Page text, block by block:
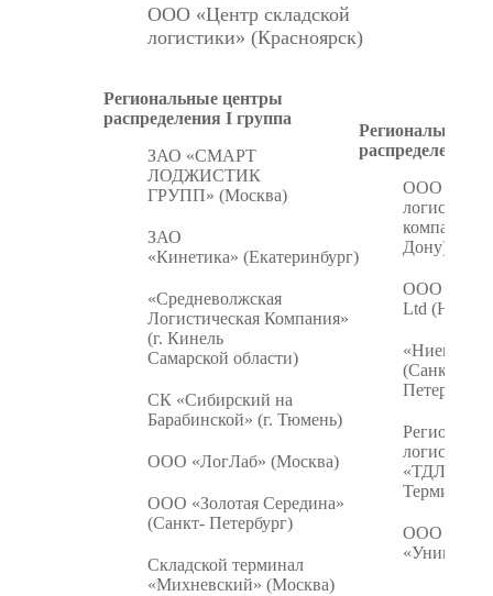
ООО «Центр складской
логистики» (Красноярск)
Региональные центры
распределения I группа
ЗАО «СМАРТ
ЛОДЖИСТИК
ГРУПП» (Москва)
ЗАО
«Кинетика» (Екатеринбург)
«Средневолжская
Логистическая Компания»
(г. Кинель
Самарской области)
СК «Сибирский на
Барабинской» (г. Тюмень)
ООО «ЛогЛаб» (Москва)
ООО «Золотая Середина»
(Санкт- Петербург)
Складской терминал
«Михневский» (Москва)
Региональные
распределения
ООО
компания»
Дону)
ООО «Bee
Ltd
(Санкт-
«ТДЛ
Терминал»
ООО
«Универс»